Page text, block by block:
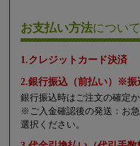
お支払い方法について
1.クレジットカード決済
2.銀行振込（前払い）※振
銀行振込時はご注文の確定
※ご入金確認後の発送：お
選択ください。